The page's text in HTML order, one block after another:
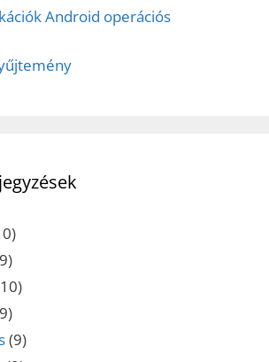
Android operációs
(9)